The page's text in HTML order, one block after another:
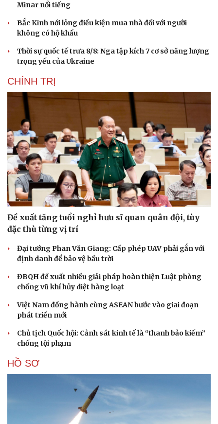
Minar nổi tiếng
Bắc Kinh nới lỏng điều kiện mua nhà đối với người
không có hộ khẩu
Thời sự quốc tế trưa 8/8: Nga tập kích 7 cơ sở năng lượng
trọng yếu của Ukraine
CHÍNH TRỊ
Đề xuất tăng tuổi nghỉ hưu sĩ quan quân đội, tùy
đặc thù từng vị trí
Đại tướng Phan Văn Giang: Cấp phép UAV phải gắn với
định danh để bảo vệ bầu trời
ĐBQH đề xuất nhiều giải pháp hoàn thiện Luật phòng
chống vũ khí hủy diệt hàng loạt
Việt Nam đồng hành cùng ASEAN bước vào giai đoạn
phát triển mới
Chủ tịch Quốc hội: Cảnh sát kinh tế là “thanh bảo kiếm”
chống tội phạm
HỒ SƠ